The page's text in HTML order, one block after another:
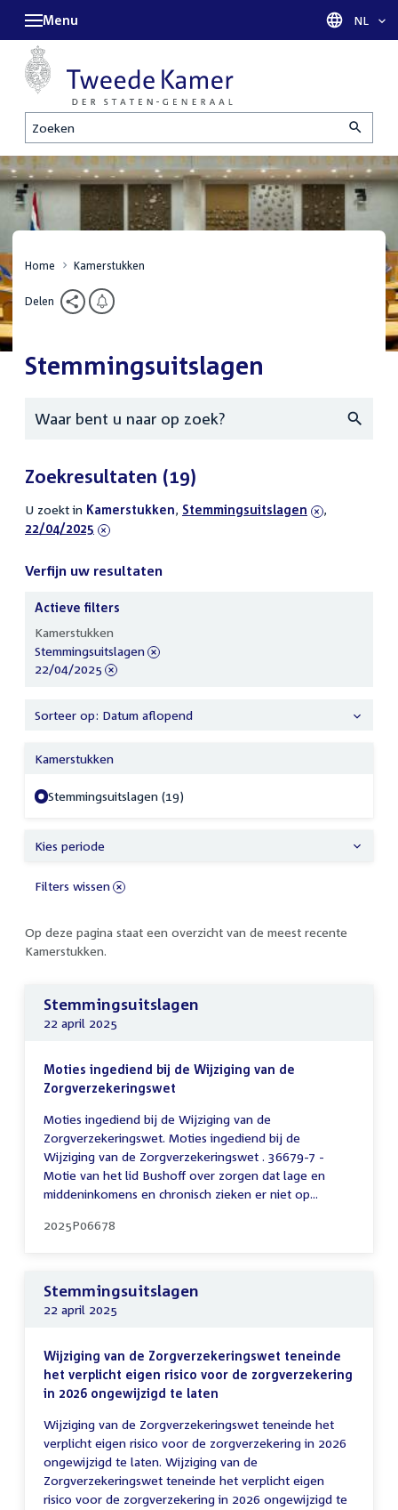
Zoeken
Menu Taal
NL
Home Kamerstukken
Delen
Stemmingsuitslagen
Zoeken
Zoekresultaten (19)
U zoekt in actieve
filters
Kamerstukken, verwijder
Stemmingsuitslagen ,
22/04/2025
Verfijn uw resultaten
Op deze pagina staat een overzicht van de meest recente
Kamerstukken.
Stemmingsuitslagen
22 april 2025
Moties ingediend bij de Wijziging van de
Zorgverzekeringswet
Moties ingediend bij de Wijziging van de
Zorgverzekeringswet. Moties ingediend bij de
Wijziging van de Zorgverzekeringswet . 36679-7 -
Motie van het lid Bushoff over zorgen dat lage en
middeninkomens en chronisch zieken er niet op...
2025P06678
Stemmingsuitslagen
22 april 2025
Wijziging van de Zorgverzekeringswet teneinde
het verplicht eigen risico voor de zorgverzekering
in 2026 ongewijzigd te laten
Wijziging van de Zorgverzekeringswet teneinde het
verplicht eigen risico voor de zorgverzekering in 2026
ongewijzigd te laten. Wijziging van de
Zorgverzekeringswet teneinde het verplicht eigen
risico voor de zorgverzekering in 2026 ongewijzigd te
uw
resultaten
Actieve filters
Kamerstukken
verwijder
filter
Stemmingsuitslagen
verwijder
22/04/2025
Sorteer op: Datum aflopend
Kamerstukken
Stemmingsuitslagen (19)
Kies periode
Filters wissen